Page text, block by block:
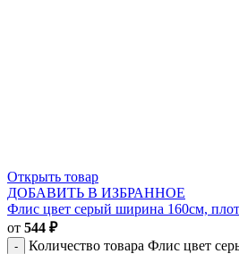
Открыть товар
ДОБАВИТЬ В ИЗБРАННОЕ
Флис цвет серый ширина 160см,
от 544 ₽
Количество товара Флис цвет